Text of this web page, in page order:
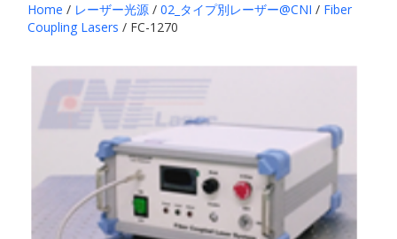
Home / レーザー光源 /02_タイプ別レーザー@CNI / Fiber
Coupling Lasers / FC-1270